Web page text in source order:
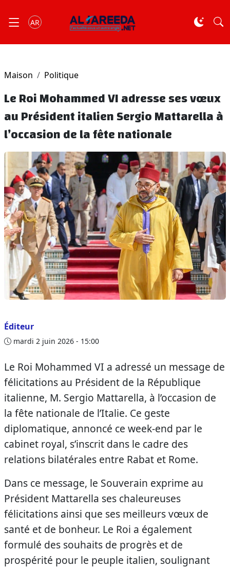
AR
Maison Politique
Le Roi Mohammed VI adresse ses vœux
au Président italien Sergio Mattarella à
l’occasion de la fête nationale
Éditeur
mardi 2 juin 2026 - 15:00
Le Roi Mohammed VI a adressé un message de
félicitations au Président de la République
italienne, M. Sergio Mattarella, à l’occasion de
la fête nationale de l’Italie. Ce geste
diplomatique, annoncé ce week-end par le
cabinet royal, s’inscrit dans le cadre des
relations bilatérales entre Rabat et Rome.
Dans ce message, le Souverain exprime au
Président Mattarella ses chaleureuses
félicitations ainsi que ses meilleurs vœux de
santé et de bonheur. Le Roi a également
formulé des souhaits de progrès et de
prospérité pour le peuple italien, soulignant